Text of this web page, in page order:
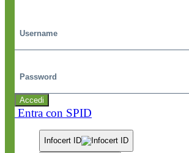
Accedi
Entra con SPID
Infocert ID